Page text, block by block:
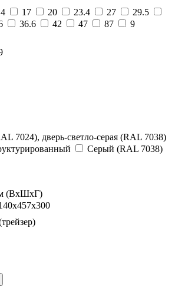
17 20 23.4 27
29.5
36.6 42 47 87
9
7024), дверь-светло-серая (RAL 7038)
Серый (RAL 7038)
(ВхШхГ)